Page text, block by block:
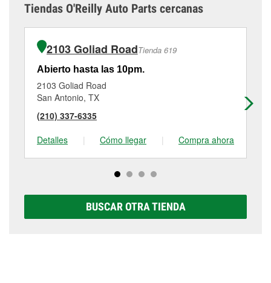
Tiendas O'Reilly Auto Parts cercanas
2103 Goliad RoadTienda 619
Abierto hasta las 10pm.
2103 Goliad Road
San Antonio, TX
(210) 337-6335
Detalles
| Cómo llegar | Compra ahora
BUSCAR OTRA TIENDA